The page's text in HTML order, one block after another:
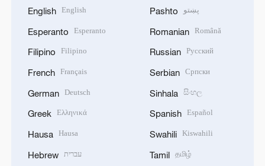
English English
Esperanto Esperanto
Filipino Filipino
French Français
German Deutsch
Greek Ελληνικά
Hausa Hausa
Hebrew עברית
Pashto پښتو
Romanian Română
Russian Русский
Serbian Српски
Sinhala සිංහල
Spanish Español
Swahili Kiswahili
Tamil தமிழ்